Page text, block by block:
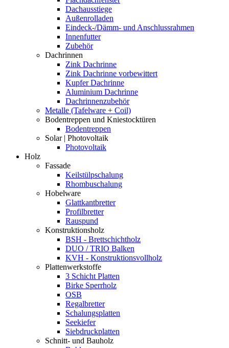
Dachausstiege
Außenrolladen
Eindeck-/Dämm- und Anschlussrahmen
Innenfutter
Zubehör
Dachrinnen
Zink Dachrinne
Zink Dachrinne vorbewittert
Kupfer Dachrinne
Aluminium Dachrinne
Dachrinnenzubehör
Metalle (Tafelware + Coil)
Bodentreppen und Kniestocktüren
Bodentreppen
Solar | Photovoltaik
Photovoltaik
Holz
Fassade
Keilstülpschalung
Rhombuschalung
Hobelware
Glattkantbretter
Profilbretter
Rauspund
Konstruktionsholz
BSH - Brettschichtholz
DUO / TRIO Balken
KVH - Konstruktionsvollholz
Plattenwerkstoffe
3 Schicht Platten
Birke Sperrholz
OSB
Regalbretter
Schalungsplatten
Seekiefer
Siebdruckplatten
Schnitt- und Bauholz